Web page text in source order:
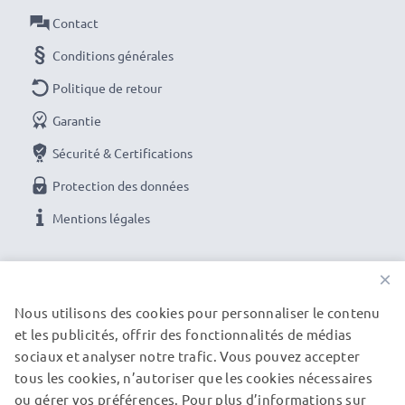
AC Adapter / Power Supply
Marque:subtel Battery charger
Connecteur 1: Micro USB
Tension de sortie / Output Volt
1000mA
Puissance / Power Watt
Longueur de câble
Commandez facilement votre chargeur neuf en
Garantie du fabricant 3 ans :Le chargeur subtel est
synonyme de sécurité certifiée et de normes de
qualité élevées - vous en profitez avec une garantie
Contact
Conditions générales
Politique de retour
Garantie
Sécurité & Certifications
Protection des données
Mentions légales
NOS PARTENAIRES DE LIVRAISON
×
Nous utilisons des cookies pour personnaliser le contenu
et les publicités, offrir des fonctionnalités de médias
sociaux et analyser notre trafic. Vous pouvez accepter
tous les cookies, n’autoriser que les cookies nécessaires
ou gérer vos préférences. Pour plus d’informations sur